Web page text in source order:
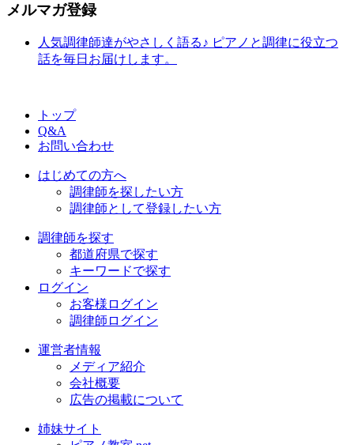
メルマガ登録
人気調律師達がやさしく語る♪ ピアノと調律に役立つ
話を毎日お届けします。
トップ
Q&A
お問い合わせ
はじめての方へ
調律師を探したい方
調律師として登録したい方
調律師を探す
都道府県で探す
キーワードで探す
ログイン
お客様ログイン
調律師ログイン
運営者情報
メディア紹介
会社概要
広告の掲載について
姉妹サイト